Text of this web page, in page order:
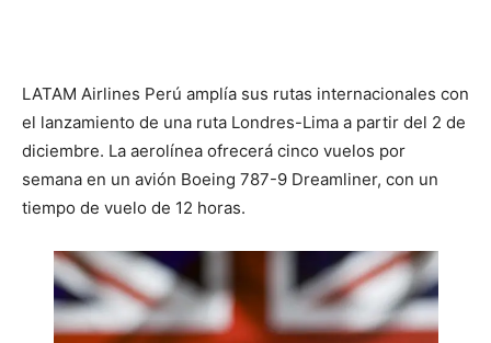
LATAM Airlines Perú amplía sus rutas internacionales con
el lanzamiento de una ruta Londres-Lima a partir del 2 de
diciembre. La aerolínea ofrecerá cinco vuelos por
semana en un avión Boeing 787-9 Dreamliner, con un
tiempo de vuelo de 12 horas.